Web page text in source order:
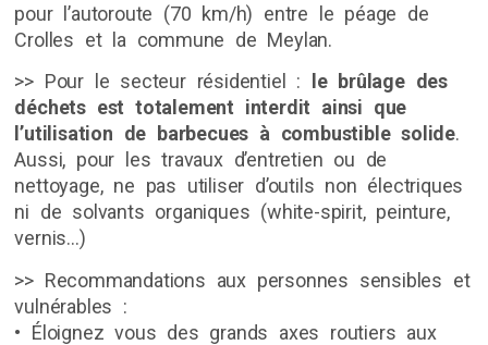
pour l’autoroute (70 km/h) entre le péage de
Crolles et la commune de Meylan.
>> Pour le secteur résidentiel : le brûlage des
déchets est totalement interdit ainsi que
l’utilisation de barbecues à combustible solide.
Aussi, pour les travaux d’entretien ou de
nettoyage, ne pas utiliser d’outils non électriques
ni de solvants organiques (white-spirit, peinture,
vernis…)
>> Recommandations aux personnes sensibles et
vulnérables :
• Éloignez vous des grands axes routiers aux